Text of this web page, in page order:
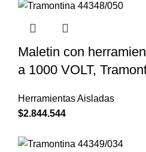
Maletin con
a 1000 VOLT,
Herramientas Aisladas
$2.844.544